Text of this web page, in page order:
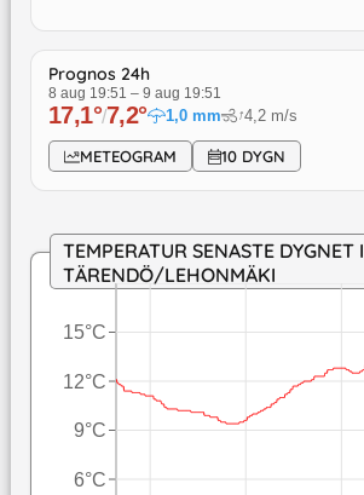
Prognos 24h
8 aug 19:51 – 9 aug 19:51
17,1°/7,2° 1,0mm ↓4,2m/s
METEOGRAM 10 DYGN
TEMPERATUR SENASTE DYGNET I
TÄRENDÖ/LEHONMÄKI
6°C
9°C
12°C
15°C